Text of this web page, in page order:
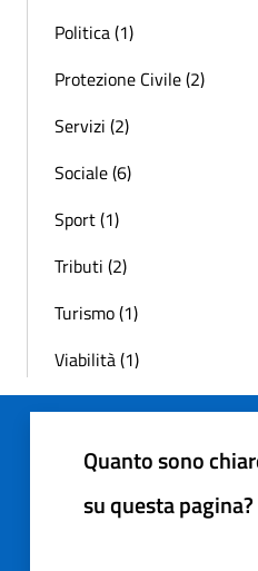
Politica (1)
Protezione Civile (2)
Servizi (2)
Sociale (6)
Sport (1)
Tributi (2)
Turismo (1)
Viabilità (1)
Quanto sono
su questa pagina?